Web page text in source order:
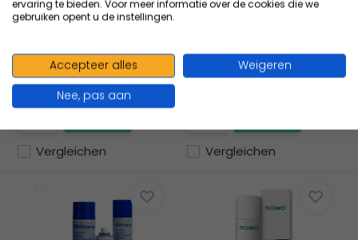
Kälte- und
Vergleichen
3,44 exkl. MwSt.
Inkl. MwSt.
Vergleichen
exkl. MwSt.
ervaring te bieden. Voor meer informatie over de cookies die we
gebruiken opent u de instellingen.
Accepteer alles
Weigeren
Nee, pas aan